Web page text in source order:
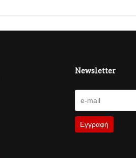
Newsletter